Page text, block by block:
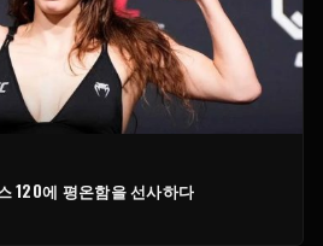
120에 평온함을 선사하다